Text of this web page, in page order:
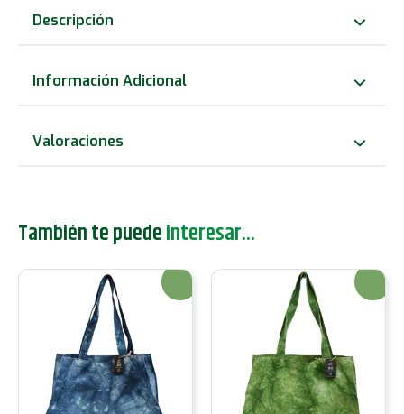
Mano
Efecto
Desierto
Descripción
Información Adicional
Valoraciones
También te puedeinteresar...
¡Oferta! ¡Oferta!